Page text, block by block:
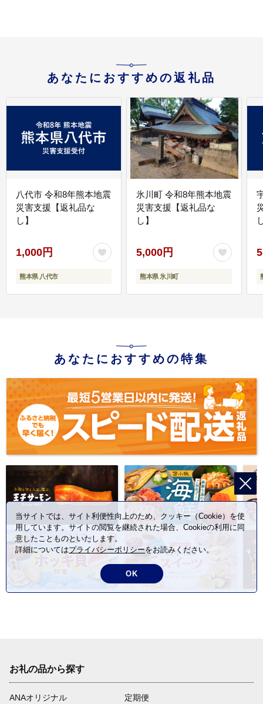
あなたにおすすめの返礼品
八代市 令和8年熊本地震
災害支援【返礼品な
し】
1,000円
熊本県 八代市
氷川町 令和8年熊本地震
災害支援【返礼品な
し】
5,000円
熊本県 氷川町
あなたにおすすめの特集
お礼の品から探す
ANAオリジナル
定期便
当サイトでは、サイト利便性向上のため、クッキー（Cookie）を使
用しています。サイトの閲覧を継続された場合、Cookieの利用に同
意したことものといたします。
詳細についてはプライバシーポリシーをお読みください。
OK